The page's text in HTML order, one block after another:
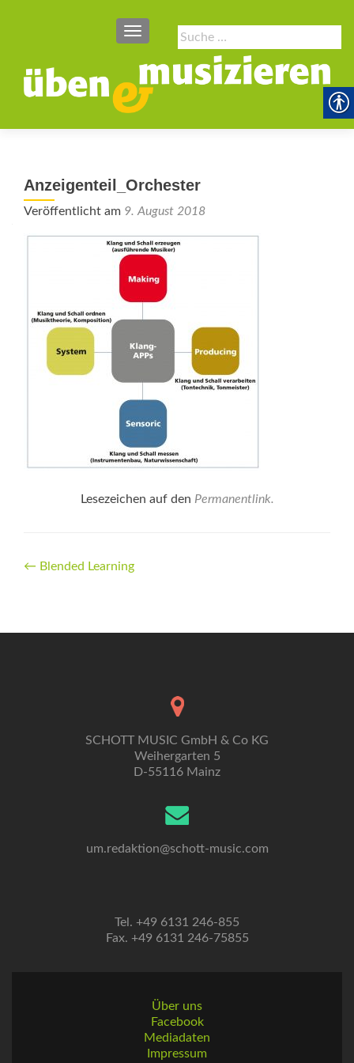
Suche
nach:
SCHALTE NAVIGATION
Anzeigenteil_Orchester
Veröffentlicht am 9. August 2018
Lesezeichen auf den Permanentlink.
Beitrags-
← Blended Learning
SCHOTT MUSIC GmbH & Co KG
Weihergarten 5
D-55116 Mainz
um.redaktion@schott-music.com
Tel. +49 6131 246-855
Fax. +49 6131 246-75855
Über uns
Facebook
Mediadaten
Impressum